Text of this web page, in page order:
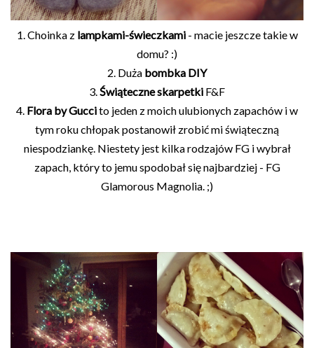
1. Choinka z lampkami-świeczkami- macie jeszcze takie w
domu? :)
2. Duża bombka DIY
3. Świąteczne skarpetki F&F
4. Flora by Guccito jeden z moich ulubionych zapachów i w
tym roku chłopak postanowił zrobić mi świąteczną
niespodziankę. Niestety jest kilka rodzajów FG i wybrał
zapach, który to jemu spodobał się najbardziej - FG
Glamorous Magnolia. ;)